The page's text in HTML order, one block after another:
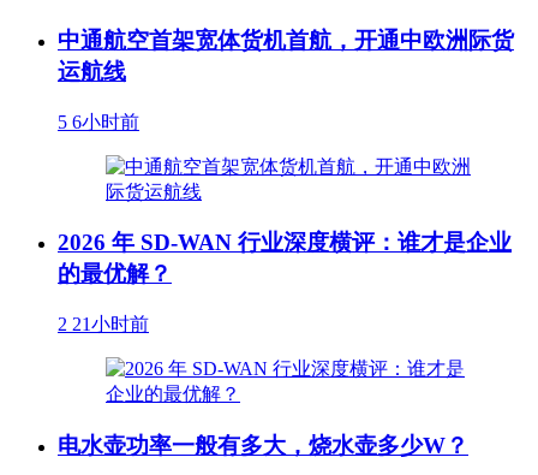
中通航空首架宽体货机首航，开通中欧洲际货
运航线
5 6小时前
2026 年 SD-WAN 行业深度横评：谁才是企业
的最优解？
2 21小时前
电水壶功率一般有多大，烧水壶多少W？